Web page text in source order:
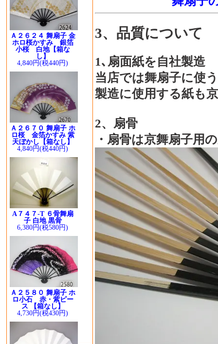
Ａ２６２４ 舞扇子 金
ホロ桜かすみ 銀箔
小桜 白地【箱な
し】
4,840円(税440円)
Ａ２６７０ 舞扇子 ホ
ロ桜 金箔かすみ 紫
天ぼかし【箱なし】
4,840円(税440円)
A７４７-T ６骨舞扇
子 白地 黒骨
6,380円(税580円)
Ａ２５８０ 舞扇子 ホ
ロ小石 赤・紫ピー
ス 【箱なし】
4,730円(税430円)
3、品質について
1､扇面紙を自社製造
当店では舞扇子に使
製造に使用する紙も
2、扇骨
・扇骨は京舞扇子用